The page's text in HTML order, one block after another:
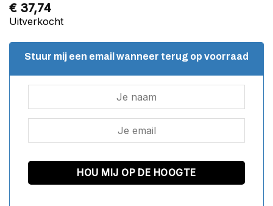
€ 37,74
Uitverkocht
Stuur mij een email wanneer terug op voorraad